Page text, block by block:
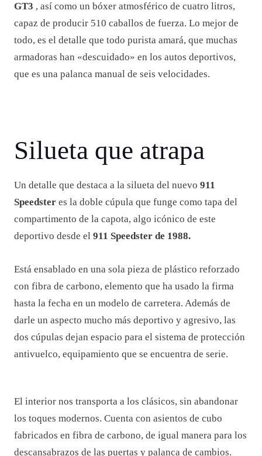
GT3 , así como un bóxer atmosférico de cuatro litros,
capaz de producir 510 caballos de fuerza. Lo mejor de
todo, es el detalle que todo purista amará, que muchas
armadoras han «descuidado» en los autos deportivos,
que es una palanca manual de seis velocidades.
Silueta que atrapa
Un detalle que destaca a la silueta del nuevo 911
Speedster es la doble cúpula que funge como tapa del
compartimento de la capota, algo icónico de este
deportivo desde el 911 Speedster de 1988.
Está ensablado en una sola pieza de plástico reforzado
con fibra de carbono, elemento que ha usado la firma
hasta la fecha en un modelo de carretera. Además de
darle un aspecto mucho más deportivo y agresivo, las
dos cúpulas dejan espacio para el sistema de protección
antivuelco, equipamiento que se encuentra de serie.
El interior nos transporta a los clásicos, sin abandonar
los toques modernos. Cuenta con asientos de cubo
fabricados en fibra de carbono, de igual manera para los
descansabrazos de las puertas y palanca de cambios.